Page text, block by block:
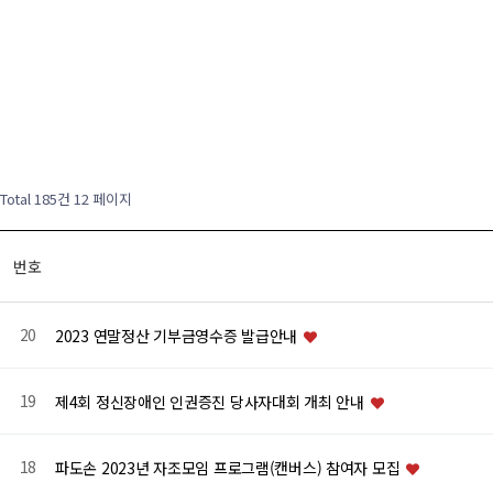
Total 185건 12 페이지
번호
20 2023 연말정산 기부금영수증 발급안내
19 제4회 정신장애인 인권증진 당사자대회 개최 안내
18 파도손 2023년 자조모임 프로그램(캔버스) 참여자 모집